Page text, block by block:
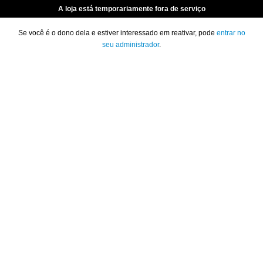
A loja está temporariamente fora de serviço
Se você é o dono dela e estiver interessado em reativar, pode entrar no
seu administrador.